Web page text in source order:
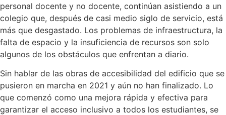
personal docente y no docente, continúan asistiendo a un
colegio que, después de casi medio siglo de servicio, está
más que desgastado. Los problemas de infraestructura, la
falta de espacio y la insuficiencia de recursos son solo
algunos de los obstáculos que enfrentan a diario.
Sin hablar de las obras de accesibilidad del edificio que se
pusieron en marcha en 2021 y aún no han finalizado. Lo
que comenzó como una mejora rápida y efectiva para
garantizar el acceso inclusivo a todos los estudiantes, se